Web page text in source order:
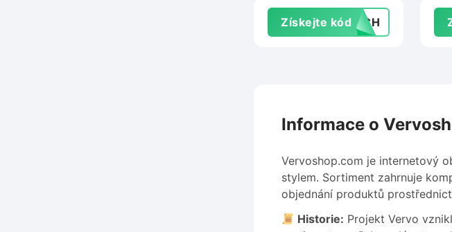
Omsystem.com
Získejte kódERCH
Informace o
Vervoshop.com je internetový
stylem. Sortiment zahrnuje
objednání produktů
Historie: Projekt Vervo